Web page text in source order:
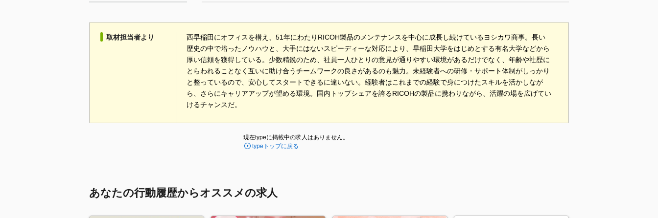
取材担当者より
西早稲田にオフィスを構え、51年にわたりRICOH製品のメンテナンスを中心に成長し続けているヨシカワ商事。長い
歴史の中で培ったノウハウと、大手にはないスピーディーな対応により、早稲田大学をはじめとする有名大学などから
厚い信頼を獲得している。少数精鋭のため、社員一人ひとりの意見が通りやすい環境があるだけでなく、年齢や社歴に
とらわれることなく互いに助け合うチームワークの良さがあるのも魅力。未経験者への研修・サポート体制がしっかり
と整っているので、安心してスタートできるに違いない。経験者はこれまでの経験で身につけたスキルを活かしなが
ら、さらにキャリアアップが望める環境。国内トップシェアを誇るRICOHの製品に携わりながら、活躍の場を広げてい
けるチャンスだ。
現在typeに掲載中の求人はありません。
typeトップに戻る
あなたの行動履歴からオススメの求人